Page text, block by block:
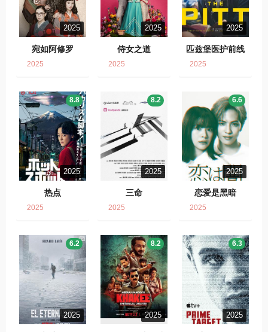
2025
宛如阿修罗
2025
2025
侍女之道
2025
2025
匹兹堡医护前线
2025
2025
热点
8.8
2025
2025
三命
8.2
2025
2025
恋爱是黑暗
6.6
2025
2025
6.2
2025
8.2
2025
6.3